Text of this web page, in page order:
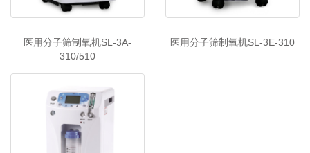
医用分子筛制氧机SL-3A-
310/510
医用分子筛制氧机SL-3E-310